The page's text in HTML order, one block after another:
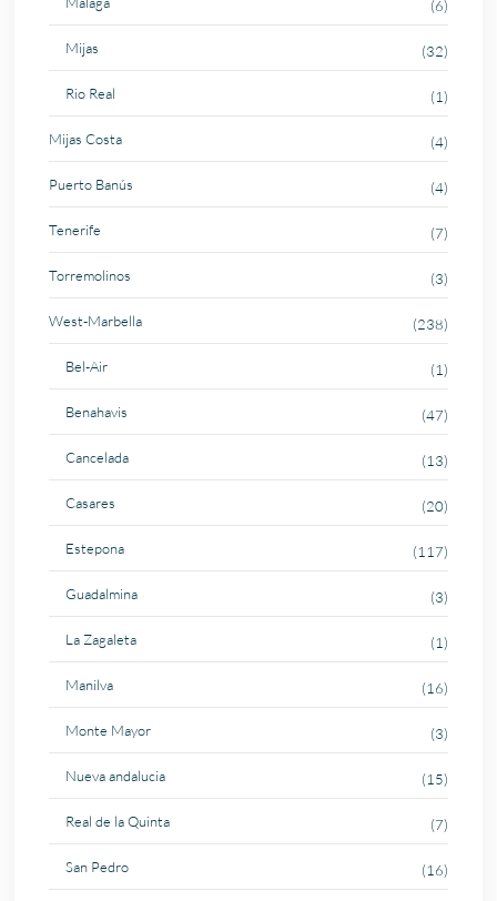
(6)
Mijas (32)
Rio Real (1)
Mijas Costa (4)
Puerto Banús (4)
Tenerife (7)
Torremolinos (3)
West-Marbella (238)
Bel-Air (1)
Benahavis (47)
Cancelada (13)
Casares (20)
Estepona (117)
Guadalmina (3)
La Zagaleta (1)
Manilva (16)
Monte Mayor (3)
Nueva andalucia (15)
Real de la Quinta (7)
San Pedro (16)